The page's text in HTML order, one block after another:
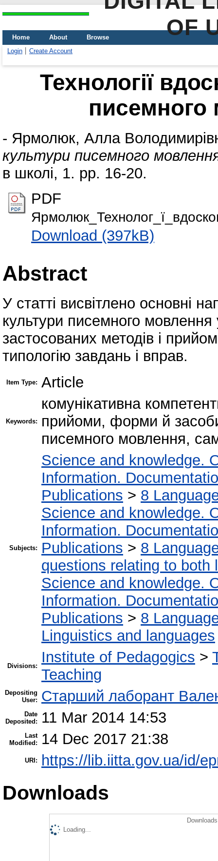
OF
Home About
Browse
Login
Create Account
Технології
писемного
- Ярмолюк, Алла
культури писемного
в школі, 1. pp. 16-20.
PDF
Download (397kB)
Abstract
У статті висвітлено основні
культури писемного мовлення
застосованих методів і
типологію завдань і вправ.
Item Type: Article
Keywords:
комунікативна
прийоми, форми й
писемного мовлення,
Subjects:
Science and knowledge.
Information.
Publications > 8
Science and knowledge.
Information.
Publications > 8
questions relating to both
Science and knowledge.
Information.
Publications > 8
Linguistics and languages
Divisions:
Institute of Pedagogics >
Teaching
Depositing
User:
Старший лаборант
Date
Deposited:
11 Mar 2014 14:53
Last
Modified:
14 Dec 2017 21:38
URI: https://lib.iitta.gov.ua/id/
Downloads
Loading...